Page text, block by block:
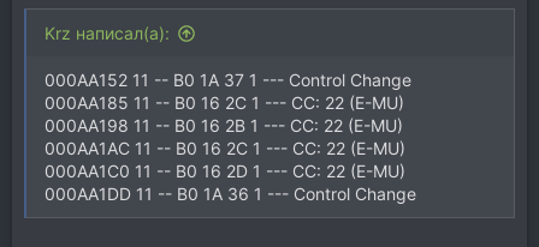
Krz написал(а):
000AA152 11 -- B0 1A 37 1 --- Control Change
000AA185 11 -- B0 16 2C 1 --- CC: 22 (E-MU)
000AA198 11 -- B0 16 2B 1 --- CC: 22 (E-MU)
000AA1AC 11 -- B0 16 2C 1 --- CC: 22 (E-MU)
000AA1C0 11 -- B0 16 2D 1 --- CC: 22 (E-MU)
000AA1DD 11 -- B0 1A 36 1 --- Control Change